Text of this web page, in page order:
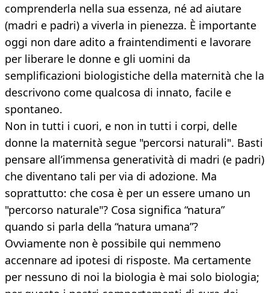
comprenderla nella sua essenza, né ad aiutare
(madri e padri) a viverla in pienezza. È importante
oggi non dare adito a fraintendimenti e lavorare
per liberare le donne e gli uomini da
semplificazioni biologistiche della maternità che la
descrivono come qualcosa di innato, facile e
spontaneo.
Non in tutti i cuori, e non in tutti i corpi, delle
donne la maternità segue "percorsi naturali". Basti
pensare all’immensa generatività di madri (e padri)
che diventano tali per via di adozione. Ma
soprattutto: che cosa è per un essere umano un
"percorso naturale"? Cosa significa “natura”
quando si parla della “natura umana”?
Ovviamente non è possibile qui nemmeno
accennare ad ipotesi di risposte. Ma certamente
per nessuno di noi la biologia è mai solo biologia;